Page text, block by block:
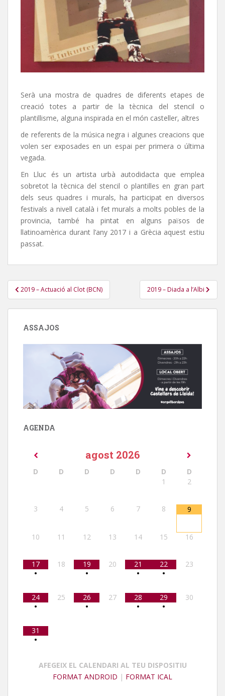
Serà una mostra de quadres de diferents etapes de
creació totes a partir de la tècnica del stencil o
plantillisme, alguna inspirada en el món casteller, altres
de referents de la música negra i algunes creacions que
volen ser exposades en un espai per primera o última
vegada.
En Lluc és un artista urbà autodidacta que emplea
sobretot la tècnica del stencil o plantilles en gran part
dels seus quadres i murals, ha participat en diversos
festivals a nivell català i fet murals a molts pobles de la
provincia, també ha pintat en alguns països de
llatinoamèrica durant l’any 2017 i a Grècia aquest estiu
passat.
Navegació
d'entrades
2019 – Actuació al Clot (BCN) 2019 – Diada a l’Albi
ASSAJOS
AGENDA
agost 2026
D D D D D D
D
1
2
3 4 5 6 7 8 9
10 11 12 13 14 15 16
17
•
18
19
•
20
21
•
22
•
23
24
•
25
26
•
27
28
•
29
•
30
31
•
AFEGEIX EL CALENDARI AL TEU DISPOSITIU
FORMAT ANDROID | FORMAT ICAL